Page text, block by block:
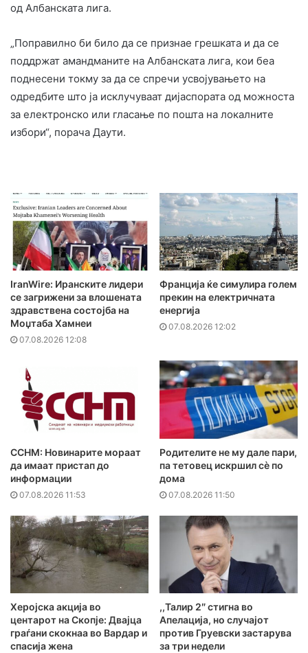
од Албанската лига.
„Поправилно би било да се признае грешката и да се
поддржат амандманите на Албанската лига, кои беа
поднесени токму за да се спречи усвојувањето на
одредбите што ја исклучуваат дијаспората од можноста
за електронско или гласање по пошта на локалните
избори“, порача Даути.
IranWire: Иранските лидери
се загрижени за влошената
здравствена состојба на
Моџтаба Хамнеи
07.08.2026 12:08
Франција ќе симулира голем
прекин на електричната
енергија
07.08.2026 12:02
ССНМ: Новинарите мораат
да имаат пристап до
информации
07.08.2026 11:53
Родителите не му дале пари,
па тетовец искршил сѐ по
дома
07.08.2026 11:50
Херојска акција во
центарот на Скопје: Двајца
граѓани скокнаа во Вардар и
спасија жена
,,Талир 2″ стигна во
Апелација, но случајот
против Груевски застарува
за три недели